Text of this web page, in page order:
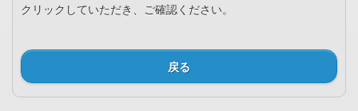
クリックしていただき、ご確認ください。
戻る